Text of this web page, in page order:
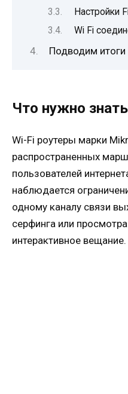
Настройки
Wi Fi
Подводим итоги
Что нужно
Wi-Fi роутеры марки
распространенных
пользователей
наблюдается
одному каналу связи
серфинга или
интерактивное вещание.